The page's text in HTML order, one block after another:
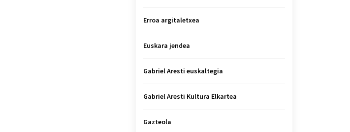
Erroa argitaletxea
Euskara jendea
Gabriel Aresti euskaltegia
Gabriel Aresti Kultura Elkartea
Gazteola